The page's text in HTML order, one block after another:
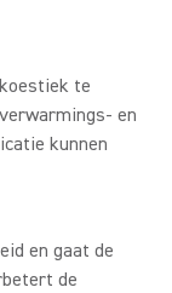
te
en
kunnen
en gaat de
de